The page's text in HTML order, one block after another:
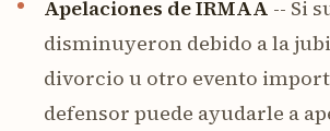
Apelaciones de IRMAA -- Si
disminuyeron debido a la
divorcio u otro evento
defensor puede ayudarle a